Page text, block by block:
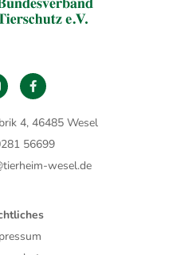
4, 46485 Wesel
56699
wesel.de